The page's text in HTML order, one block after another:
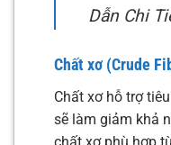
Dẫn Chi
Chất xơ (Crude
Chất xơ hỗ trợ
sẽ làm giảm khả
chất xơ phù hợp